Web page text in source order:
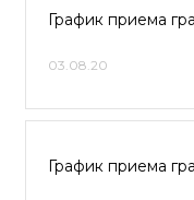
График приема
03.08.20
График приема